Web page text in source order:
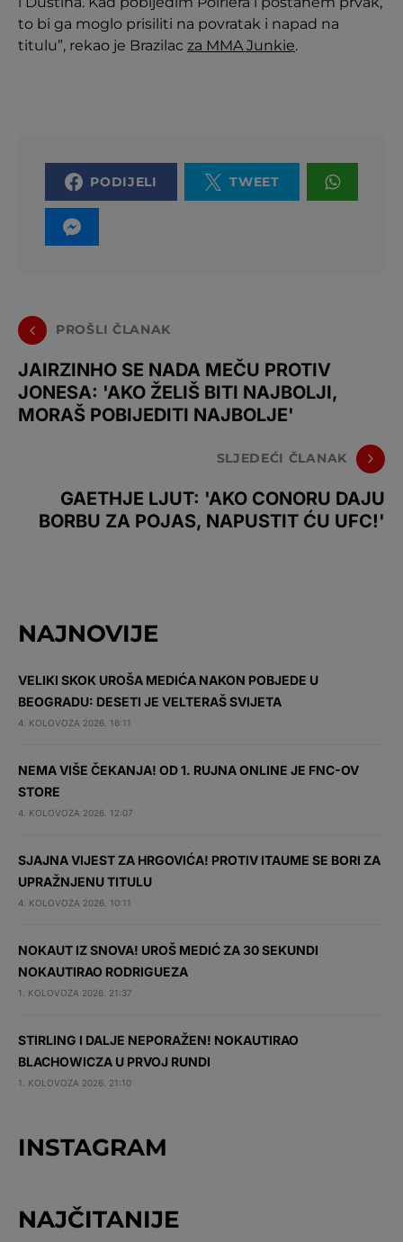
to bi ga moglo prisiliti na povratak i napad na
titulu”, rekao je Brazilac za MMA Junkie.
PODIJELI TWEET
PROŠLI ČLANAK
JAIRZINHO SE NADA MEČU PROTIV
JONESA: 'AKO ŽELIŠ BITI NAJBOLJI,
MORAŠ POBIJEDITI NAJBOLJE'
SLJEDEĆI ČLANAK
GAETHJE LJUT: 'AKO CONORU DAJU
BORBU ZA POJAS, NAPUSTIT ĆU UFC!'
NAJNOVIJE
VELIKI SKOK UROŠA MEDIĆA NAKON POBJEDE U
BEOGRADU: DESETI JE VELTERAŠ SVIJETA
4. KOLOVOZA 2026. 16:11
NEMA VIŠE ČEKANJA! OD 1. RUJNA ONLINE JE FNC-OV
STORE
4. KOLOVOZA 2026. 12:07
SJAJNA VIJEST ZA HRGOVIĆA! PROTIV ITAUME SE BORI ZA
UPRAŽNJENU TITULU
4. KOLOVOZA 2026. 10:11
NOKAUT IZ SNOVA! UROŠ MEDIĆ ZA 30 SEKUNDI
NOKAUTIRAO RODRIGUEZA
1. KOLOVOZA 2026. 21:37
STIRLING I DALJE NEPORAŽEN! NOKAUTIRAO
BLACHOWICZA U PRVOJ RUNDI
1. KOLOVOZA 2026. 21:10
INSTAGRAM
NAJČITANIJE